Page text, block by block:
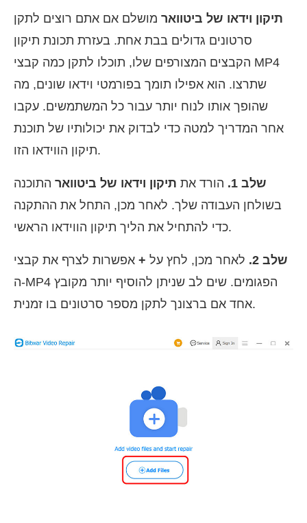
תיקון וידאו של ביטוואר מושלם אם אתם רוצים לתקן
סרטונים גדולים בבת אחת. בעזרת תכונת תיקון
הקבצים המצורפים שלו, תוכלו לתקן כמה קבצי MP4
שתרצו. הוא אפילו תומך בפורמטי וידאו שונים, מה
שהופך אותו לנוח יותר עבור כל המשתמשים. עקבו
אחר המדריך למטה כדי לבדוק את יכולותיו של תוכנת
תיקון הווידאו הזו.
שלב 1. הורד את תיקון וידאו של ביטוואר התוכנה
בשולחן העבודה שלך. לאחר מכן, התחל את ההתקנה
כדי להתחיל את הליך תיקון הווידאו הראשי.
שלב 2. לאחר מכן, לחץ על + אפשרות לצרף את קבצי
ה-MP4 הפגומים. שים לב שניתן להוסיף יותר מקובץ
אחד אם ברצונך לתקן מספר סרטונים בו זמנית.